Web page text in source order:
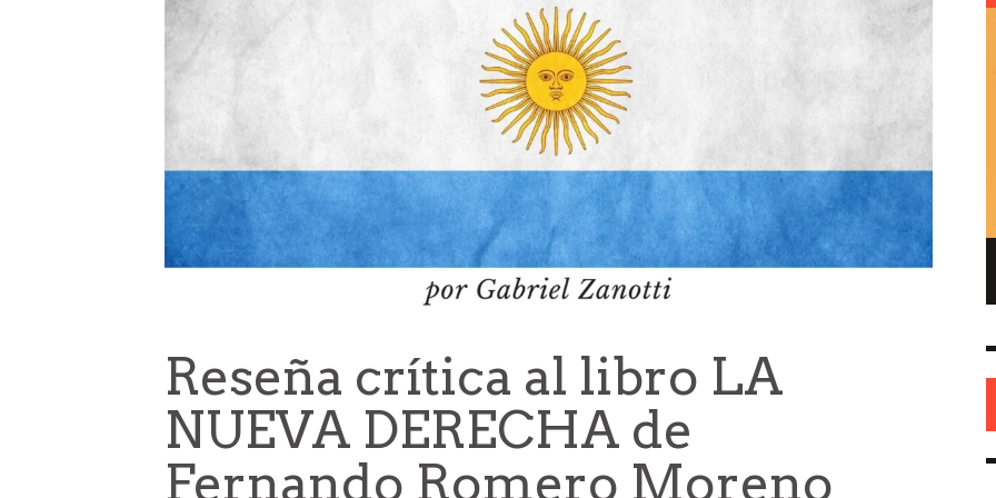
Reseña crítica al libro LA
NUEVA DERECHA de
Fernando Romero Moreno
ENRIQUE DE GANDIA – EL FUNDADOR DEL
REPUBLICANISMO EN AMÉRICA